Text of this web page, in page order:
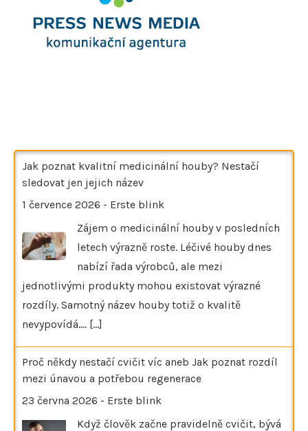
Jak poznat kvalitní medicinální houby? Nestačí
sledovat jen jejich název
1 července 2026 - Erste blink
Zájem o medicinální houby v posledních
letech výrazně roste. Léčivé houby dnes
nabízí řada výrobců, ale mezi
jednotlivými produkty mohou existovat výrazné
rozdíly. Samotný název houby totiž o kvalitě
nevypovídá.… [...]
Proč někdy nestačí cvičit víc aneb Jak poznat rozdíl
mezi únavou a potřebou regenerace
23 června 2026 - Erste blink
Když člověk začne pravidelně cvičit, bývá